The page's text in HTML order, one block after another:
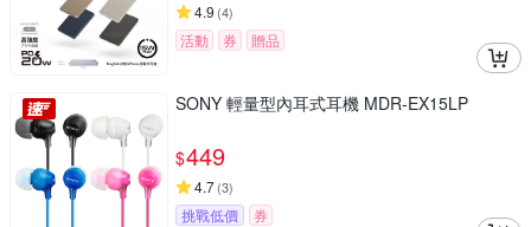
4.9 (4)
活動 券 贈品
SONY 輕量型內耳式耳機 MDR-EX15LP
$449
4.7(3)
挑戰低價 券